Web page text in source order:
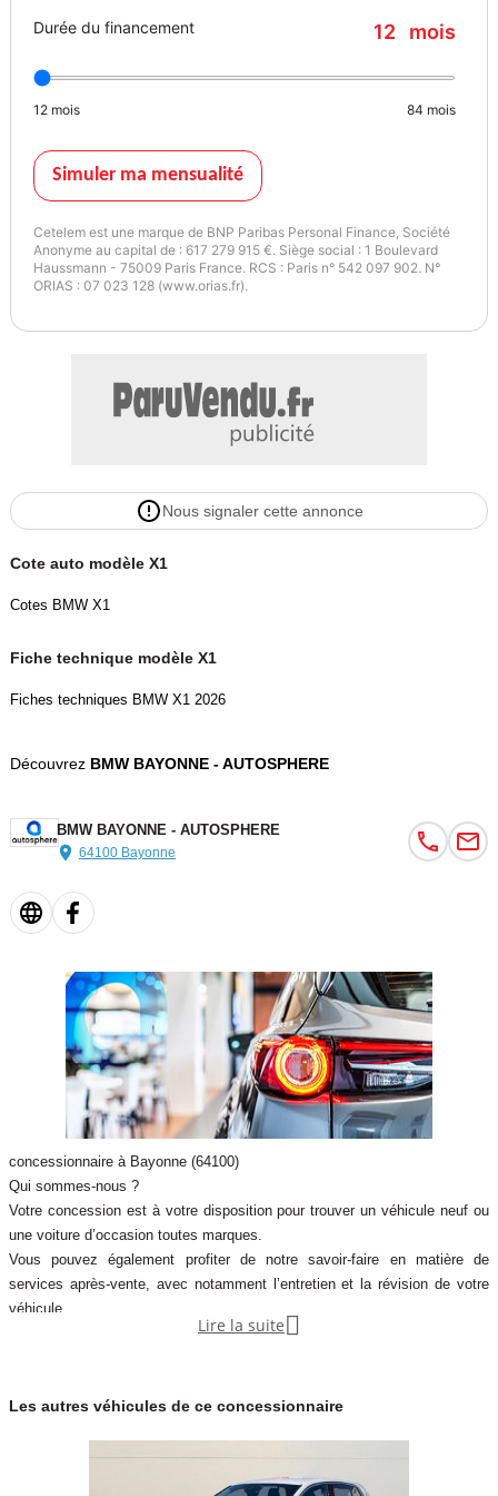
en hauteur, Siège passager chauffant, Siège passager réglable en
d'obstacles, Système d'alerte de véhicule en approche, Système
d'assistance au stationnement, Système de détection de
prévention des collisions, Température extérieure, TMC,
Verrouillage auto. des portes en roulant, Verrouillage centralisé à
électriques, Vitres avant électriques, Volant cuir, Volant
multifonction, Volant réglable en profondeur et hauteur, Volant
métal
Garantie : Constructeur
Puissance réelle
170
Durée du financement 12 mois
12 mois 84 mois
Simuler ma mensualité
Cetelem est une marque de BNP Paribas Personal Finance, Société
Anonyme au capital de : 617 279 915 €. Siège social : 1 Boulevard
Haussmann - 75009 Paris France. RCS : Paris n° 542 097 902. N°
ORIAS : 07 023 128 (www.orias.fr).
Nous signaler cette annonce
Cote auto modèle X1
Cotes BMW X1
Fiche technique modèle X1
Fiches techniques BMW X1 2026
Découvrez BMW BAYONNE - AUTOSPHERE
BMW BAYONNE - AUTOSPHERE
64100 Bayonne
concessionnaire à Bayonne (64100)
Qui sommes-nous ?
Votre concession est à votre disposition pour trouver un véhicule neuf ou
une voiture d’occasion toutes marques.
Vous pouvez également profiter de notre savoir-faire en matière de
services après-vente, avec notamment l’entretien et la révision de votre
véhicule.
Notre concession fait partie du réseau de concessions d’Autosphere.fr,
Autosphere.fr c’est l’expérience de concessionnaires reconnus parmi un
Plus qu’une voiture d’occasion en parfait état et garantie, Autosphere.fr
Lire la suite 
Les autres véhicules de ce concessionnaire